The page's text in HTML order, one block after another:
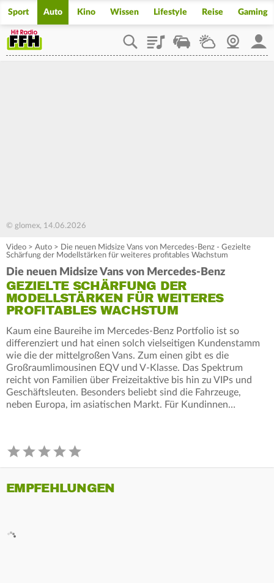
Sport Auto Kino Wissen Lifestyle Reise Gaming
PlaylistStaupilotWetterWebcam
© glomex, 14.06.2026
Video > Auto > Die neuen Midsize Vans von Mercedes‑Benz - Gezielte
Schärfung der Modellstärken für weiteres profitables Wachstum
Die neuen Midsize Vans von Mercedes‑Benz
GEZIELTE SCHÄRFUNG DER
MODELLSTÄRKEN FÜR WEITERES
PROFITABLES WACHSTUM
Kaum eine Baureihe im Mercedes-Benz Portfolio ist so
differenziert und hat einen solch vielseitigen Kundenstamm
wie die der mittelgroßen Vans. Zum einen gibt es die
Großraumlimousinen EQV und V‑Klasse. Das Spektrum
reicht von Familien über Freizeitaktive bis hin zu VIPs und
Geschäftsleuten. Besonders beliebt sind die Fahrzeuge,
neben Europa, im asiatischen Markt. Für Kundinnen…
EMPFEHLUNGEN